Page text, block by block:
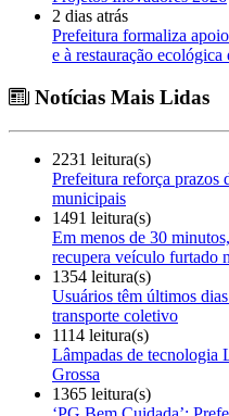
2 dias atrás
Prefeitura formaliza
e à restauração ecológica
Notícias Mais Lidas
2231 leitura(s)
Prefeitura reforça prazos
municipais
1491 leitura(s)
Em menos de 30
recupera veículo furtado
1354 leitura(s)
Usuários têm últimos
transporte coletivo
1114 leitura(s)
Lâmpadas de tecnologia
Grossa
1365 leitura(s)